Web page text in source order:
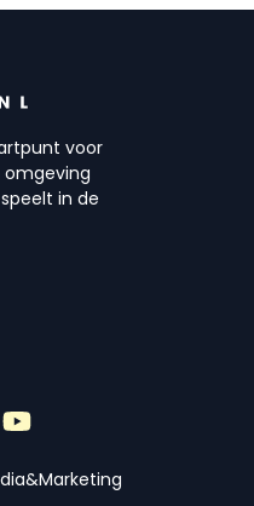
voor
omgeving
in de